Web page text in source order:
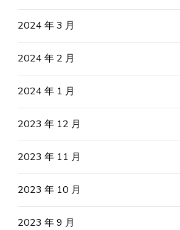
2024 年 3 月
2024 年 2 月
2024 年 1 月
2023 年 12 月
2023 年 11 月
2023 年 10 月
2023 年 9 月